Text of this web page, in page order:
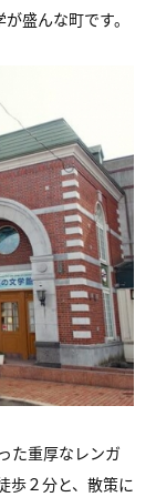
盛んな町です。
た重厚なレンガ
歩２分と、散策に